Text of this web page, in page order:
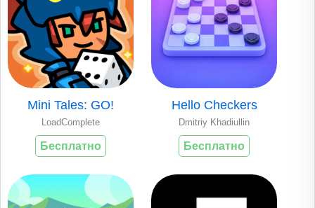
Mini Tales: GO!
LoadComplete
Бесплатно
Hello Checkers
Dmitriy Khadiullin
Бесплатно